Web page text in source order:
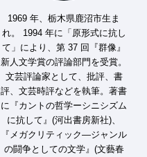
1969 年、栃木県鹿沼市生ま
れ。 1994 年に「原形式に抗し
て」により、第 37 回『群像』
新人文学賞の評論部門を受賞。
文芸評論家として、批評、書
評、文芸時評などを執筆。著書
に『カントの哲学ーシニシズム
に抗して』(河出書房新社)、
『メガクリティック―ジャンル
の闘争としての文学』(文藝春